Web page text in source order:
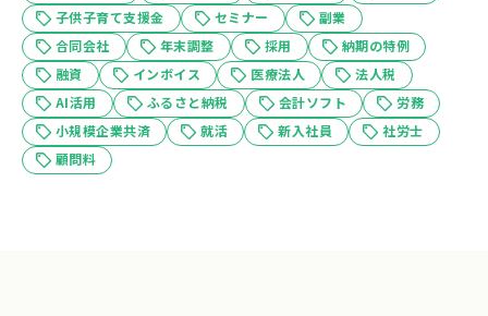
子供子育て支援金
セミナー
副業
合同会社
年末調整 採用
納期の特例
融資
インボイス 医療法人
法人税
AI活用
ふるさと納税 会計ソフト
労務
小規模企業共済
就活 新入社員
社労士
顧問料